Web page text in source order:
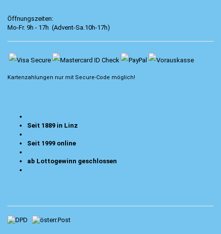
Öffnungszeiten:
Mo-Fr. 9h - 17h (Advent-Sa.10h-17h)
Kartenzahlungen nur mit Secure-Code möglich!
Seit 1889 in Linz
Seit 1999 online
ab Lottogewinn geschlossen